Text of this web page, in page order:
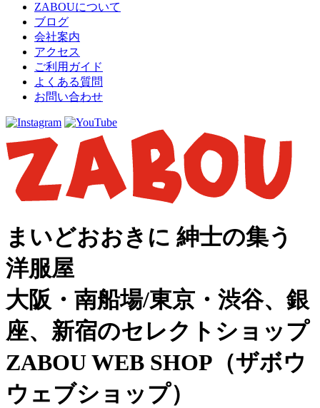
ZABOUについて
ブログ
会社案内
アクセス
ご利用ガイド
よくある質問
お問い合わせ
まいどおおきに 紳士の集う
洋服屋
大阪・南船場/東京・渋谷、銀
座、新宿のセレクトショップ
ZABOU WEB SHOP（ザボウ
ウェブショップ）